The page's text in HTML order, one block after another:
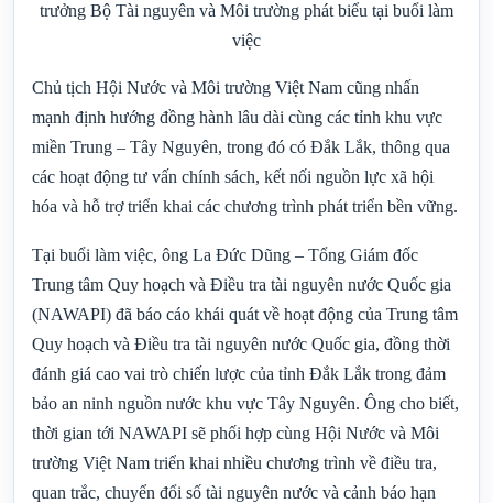
trưởng Bộ Tài nguyên và Môi trường phát biểu tại buổi làm
việc
Chủ tịch Hội Nước và Môi trường Việt Nam cũng nhấn
mạnh định hướng đồng hành lâu dài cùng các tỉnh khu vực
miền Trung – Tây Nguyên, trong đó có Đắk Lắk, thông qua
các hoạt động tư vấn chính sách, kết nối nguồn lực xã hội
hóa và hỗ trợ triển khai các chương trình phát triển bền vững.
Tại buổi làm việc, ông La Đức Dũng – Tổng Giám đốc
Trung tâm Quy hoạch và Điều tra tài nguyên nước Quốc gia
(NAWAPI) đã báo cáo khái quát về hoạt động của Trung tâm
Quy hoạch và Điều tra tài nguyên nước Quốc gia, đồng thời
đánh giá cao vai trò chiến lược của tỉnh Đắk Lắk trong đảm
bảo an ninh nguồn nước khu vực Tây Nguyên. Ông cho biết,
thời gian tới NAWAPI sẽ phối hợp cùng Hội Nước và Môi
trường Việt Nam triển khai nhiều chương trình về điều tra,
quan trắc, chuyển đổi số tài nguyên nước và cảnh báo hạn